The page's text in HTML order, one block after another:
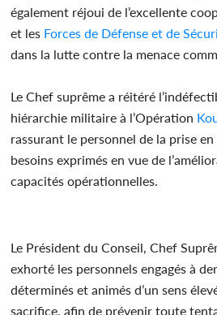
également réjoui de l’excellente
et les Forces de Défense et de
dans la lutte contre la menace
Le Chef suprême a réitéré
hiérarchie militaire à l’Opération
rassurant le personnel de la prise
besoins exprimés en vue de
capacités opérationnelles.
Le Président du Conseil, Chef
exhorté les personnels engagés à
déterminés et animés d’un sens
sacrifice, afin de prévenir toute